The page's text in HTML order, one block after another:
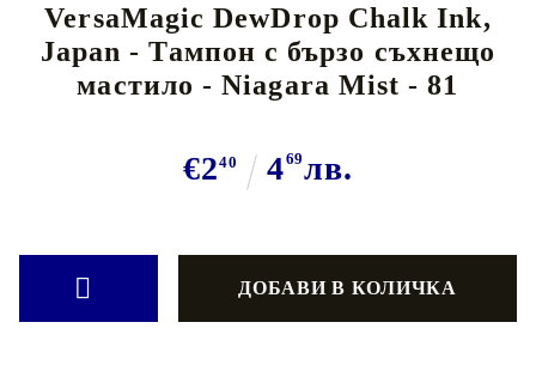
VersaMagic DewDrop Chalk Ink,
Japan - Тампон с бързо съхнещо
мастило - Niagara Mist - 81
€240 469лв.